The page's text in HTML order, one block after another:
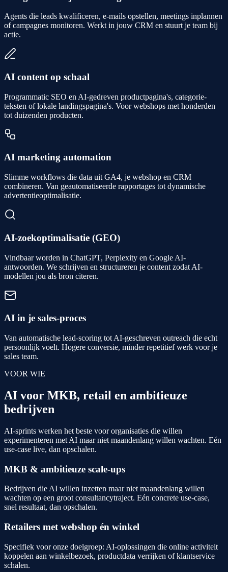
Agents die leads kwalificeren, e-mails opstellen, meetings inplannen
of campagnes monitoren. Werkt in jouw CRM en stuurt je team bij
actie.
AI content op schaal
Programmatic SEO en AI-gedreven productpagina's, categorie­
teksten of lokale landings­pagina's. Voor webshops met honderden
tot duizenden producten.
AI marketing automation
Slimme workflows die data uit GA4, je webshop en CRM
combineren. Van geautomatiseerde rapportages tot dynamische
advertentie­optimalisatie.
AI-zoekoptimalisatie (GEO)
Vindbaar worden in ChatGPT, Perplexity en Google AI-
antwoorden. We schrijven en structureren je content zodat AI-
modellen jou als bron citeren.
AI in je sales-proces
Van automatische lead-scoring tot AI-geschreven outreach die echt
persoonlijk voelt. Hogere conversie, minder repetitief werk voor je
sales team.
VOOR WIE
AI voor MKB, retail en ambitieuze
bedrijven
AI-sprints werken het beste voor organisaties die willen
experimenteren met AI maar niet maandenlang willen wachten. Eén
use-case live, dan opschalen.
MKB & ambitieuze scale-ups
Bedrijven die AI willen inzetten maar niet maandenlang willen
wachten op een groot consultancy­traject. Eén concrete use-case,
snel resultaat, dan opschalen.
Retailers met webshop én winkel
Specifiek voor onze doelgroep: AI-oplossingen die online activiteit
koppelen aan winkelbezoek, productdata verrijken of klant­service
schalen.